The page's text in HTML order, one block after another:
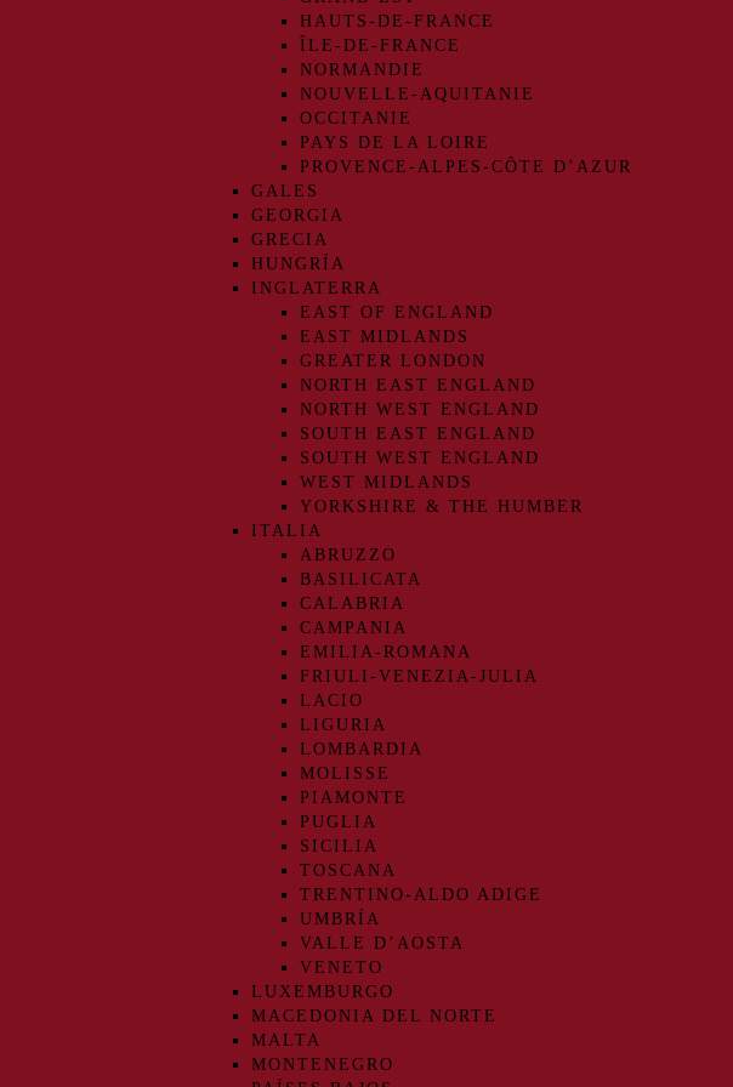
HAUTS-DE-FRANCE
ÎLE-DE-FRANCE
NORMANDIE
NOUVELLE-AQUITANIE
OCCITANIE
PAYS DE LA LOIRE
PROVENCE-ALPES-CÔTE D’AZUR
GALES
GEORGIA
GRECIA
HUNGRÍA
INGLATERRA
EAST OF ENGLAND
EAST MIDLANDS
GREATER LONDON
NORTH EAST ENGLAND
NORTH WEST ENGLAND
SOUTH EAST ENGLAND
SOUTH WEST ENGLAND
WEST MIDLANDS
YORKSHIRE & THE HUMBER
ITALIA
ABRUZZO
BASILICATA
CALABRIA
CAMPANIA
EMILIA-ROMANA
FRIULI-VENEZIA-JULIA
LACIO
LIGURIA
LOMBARDIA
MOLISSE
PIAMONTE
PUGLIA
SICILIA
TOSCANA
TRENTINO-ALDO ADIGE
UMBRÍA
VALLE D’AOSTA
VENETO
LUXEMBURGO
MACEDONIA DEL NORTE
MALTA
MONTENEGRO